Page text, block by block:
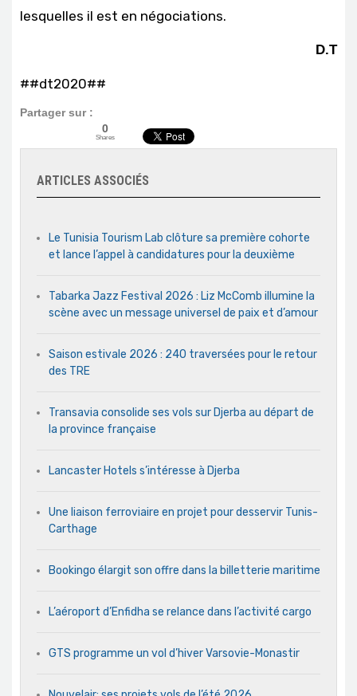
lesquelles il est en négociations.
D.T
##dt2020##
Partager sur :
0
Shares
ARTICLES ASSOCIÉS
Le Tunisia Tourism Lab clôture sa première cohorte
et lance l’appel à candidatures pour la deuxième
Tabarka Jazz Festival 2026 : Liz McComb illumine la
scène avec un message universel de paix et d’amour
Saison estivale 2026 : 240 traversées pour le retour
des TRE
Transavia consolide ses vols sur Djerba au départ de
la province française
Lancaster Hotels s’intéresse à Djerba
Une liaison ferroviaire en projet pour desservir Tunis-
Carthage
Bookingo élargit son offre dans la billetterie maritime
L’aéroport d’Enfidha se relance dans l’activité cargo
GTS programme un vol d’hiver Varsovie-Monastir